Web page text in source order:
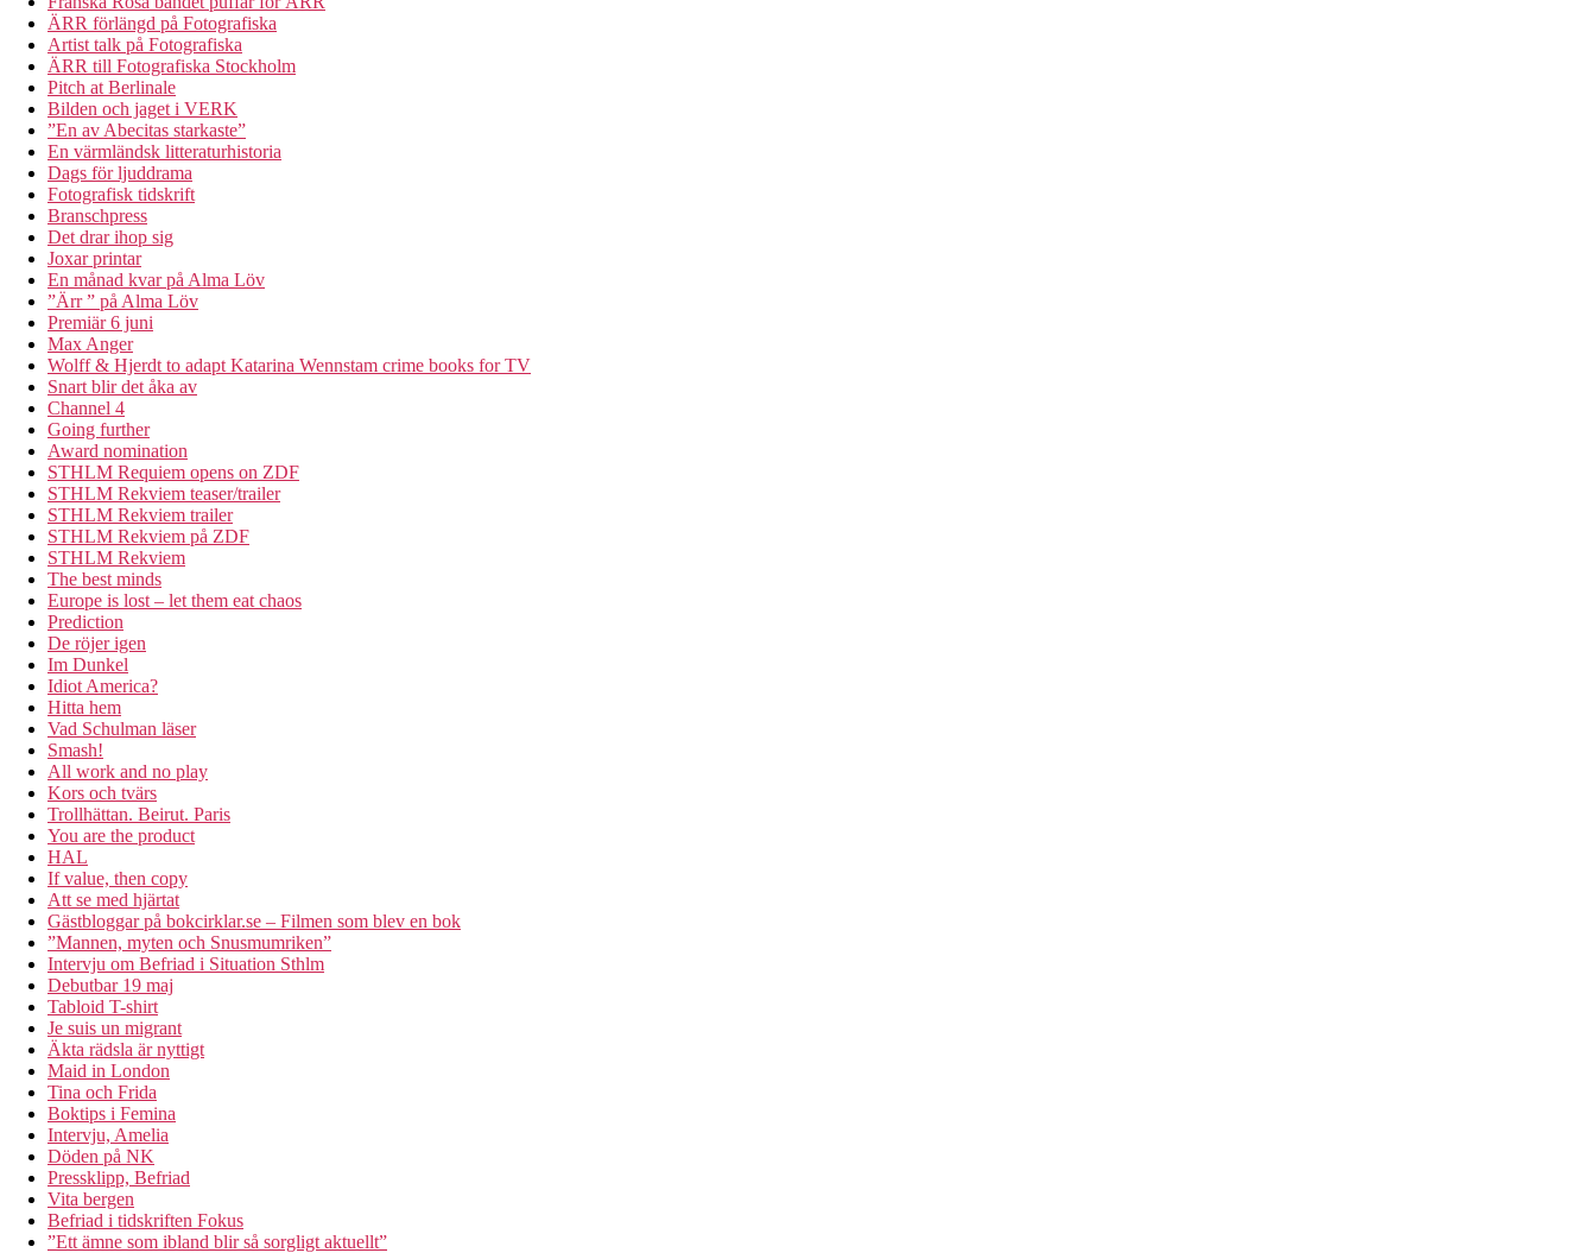
ÄRR förlängd på Fotografiska
Artist talk på Fotografiska
ÄRR till Fotografiska Stockholm
Pitch at Berlinale
Bilden och jaget i VERK
”En av Abecitas starkaste”
En värmländsk litteraturhistoria
Dags för ljuddrama
Fotografisk tidskrift
Branschpress
Det drar ihop sig
Joxar printar
En månad kvar på Alma Löv
”Ärr ” på Alma Löv
Premiär 6 juni
Max Anger
Wolff & Hjerdt to adapt Katarina Wennstam crime books for TV
Snart blir det åka av
Channel 4
Going further
Award nomination
STHLM Requiem opens on ZDF
STHLM Rekviem teaser/trailer
STHLM Rekviem trailer
STHLM Rekviem på ZDF
STHLM Rekviem
The best minds
Europe is lost – let them eat chaos
Prediction
De röjer igen
Im Dunkel
Idiot America?
Hitta hem
Vad Schulman läser
Smash!
All work and no play
Kors och tvärs
Trollhättan. Beirut. Paris
You are the product
HAL
If value, then copy
Att se med hjärtat
Gästbloggar på bokcirklar.se – Filmen som blev en bok
”Mannen, myten och Snusmumriken”
Intervju om Befriad i Situation Sthlm
Debutbar 19 maj
Tabloid T-shirt
Je suis un migrant
Äkta rädsla är nyttigt
Maid in London
Tina och Frida
Boktips i Femina
Intervju, Amelia
Döden på NK
Pressklipp, Befriad
Vita bergen
Befriad i tidskriften Fokus
”Ett ämne som ibland blir så sorgligt aktuellt”